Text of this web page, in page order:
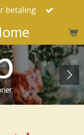
betaling